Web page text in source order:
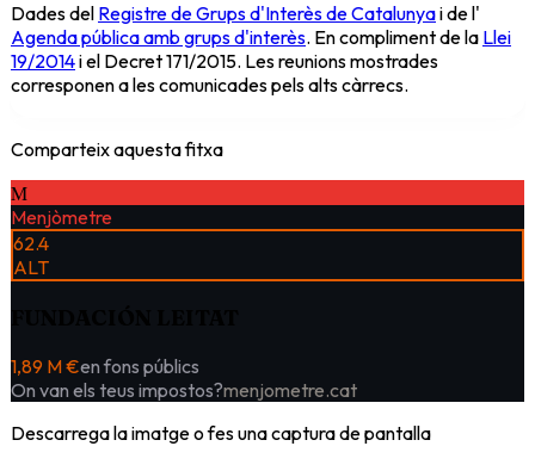
Dades del Registre de Grups d'Interès de Catalunyai de l'
Agenda pública amb grups d'interès. En compliment de la Llei
19/2014i el Decret 171/2015. Les reunions mostrades
corresponen a les comunicades pels alts càrrecs.
Comparteix aquesta fitxa
M
Menjòmetre
62.4
ALT
1,89 M €en fons públics
On van els teus impostos?menjometre.cat
Descarrega la imatge o fes una captura de pantalla